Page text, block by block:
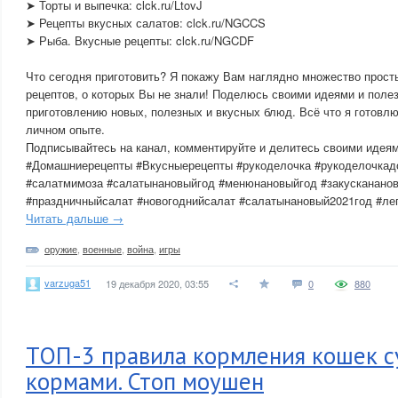
➤ Торты и выпечка: clck.ru/LtovJ
➤ Рецепты вкусных салатов: clck.ru/NGCCS
➤ Рыба. Вкусные рецепты: clck.ru/NGCDF
Что сегодня приготовить? Я покажу Вам наглядно множество
рецептов, о которых Вы не знали! Поделюсь своими идеями и
приготовлению новых, полезных и вкусных блюд. Всё что я
личном опыте.
Подписывайтесь на канал, комментируйте и делитесь своими
#Домашниерецепты #Вкусныерецепты #рукоделочка
#салатмимоза #салатынановыйгод #менюнановыйгод
#праздничныйсалат #новогоднийсалат #салатынановый2021год
Читать дальше →
оружие военные война игры
varzuga51 19 декабря 2020, 03:55 0 880
ТОП-3 правила кормления кошек
кормами. Стоп моушен